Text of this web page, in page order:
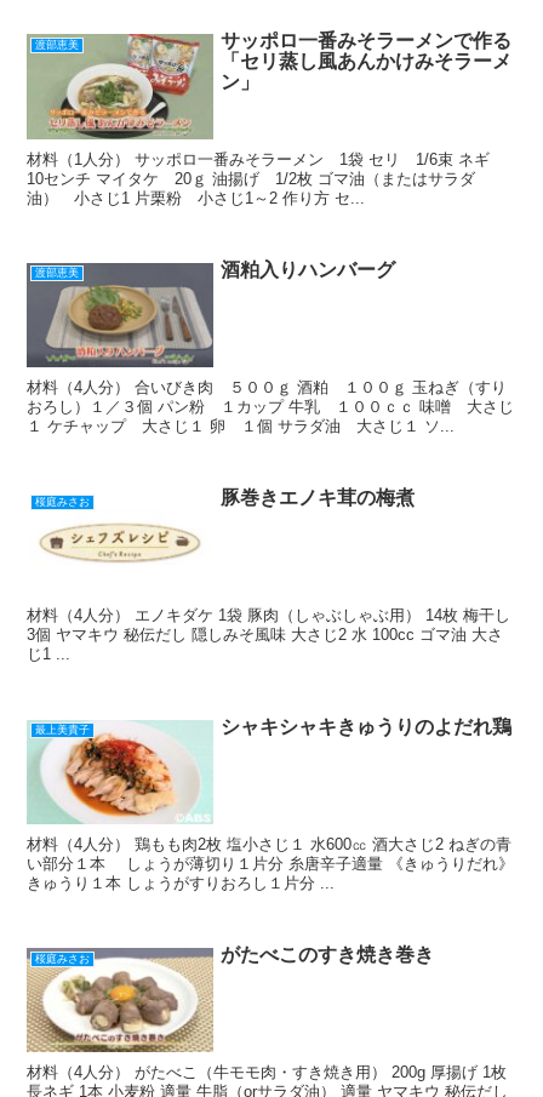
k
渡部恵美
サッポロ一番みそラーメンで作る
「セリ蒸し風あんかけみそラーメ
ン」
材料（1人分） サッポロ一番みそラーメン 1袋 セリ 1/6束 ネギ
10センチ マイタケ 20ｇ 油揚げ 1/2枚 ゴマ油（またはサラダ
油） 小さじ1 片栗粉 小さじ1～2 作り方 セ...
渡部恵美 酒粕入りハンバーグ
材料（4人分） 合いびき肉 ５００ｇ 酒粕 １００ｇ 玉ねぎ（すり
おろし）１／３個 パン粉 １カップ 牛乳 １００ｃｃ 味噌 大さじ
１ ケチャップ 大さじ１ 卵 １個 サラダ油 大さじ１ ソ...
桜庭みさお 豚巻きエノキ茸の梅煮
材料（4人分） エノキダケ 1袋 豚肉（しゃぶしゃぶ用） 14枚 梅干し
3個 ヤマキウ 秘伝だし 隠しみそ風味 大さじ2 水 100cc ゴマ油 大さ
じ1 ...
最上美貴子 シャキシャキきゅうりのよだれ鶏
材料（4人分） 鶏もも肉2枚 塩小さじ１ 水600㏄ 酒大さじ2 ねぎの青
い部分１本 しょうが薄切り１片分 糸唐辛子適量 《きゅうりだれ》
きゅうり１本 しょうがすりおろし１片分 ...
桜庭みさお がたべこのすき焼き巻き
材料（4人分） がたべこ（牛モモ肉・すき焼き用） 200g 厚揚げ 1枚
長ネギ 1本 小麦粉 適量 牛脂（orサラダ油） 適量 ヤマキウ 秘伝だし